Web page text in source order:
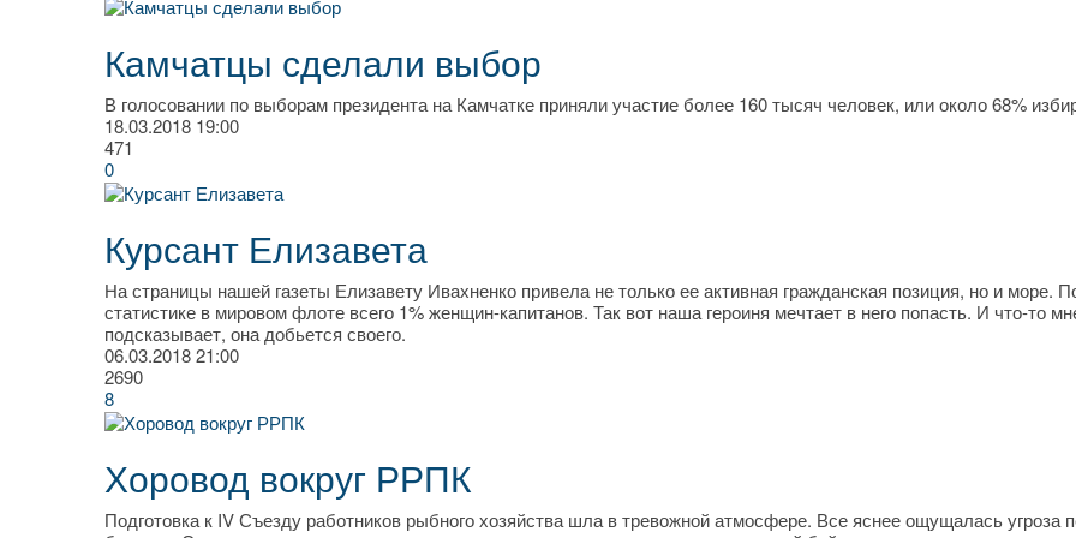
Камчатцы сделали выбор
В голосовании по выборам президента на Камчатке приняли участие более 160 тысяч человек, или около 68%
18.03.2018 19:00
471
0
Курсант Елизавета
На страницы нашей газеты Елизавету Ивахненко привела не только ее активная гражданская позиция, но и море.
статистике в мировом флоте всего 1% женщин-капитанов. Так вот наша героиня мечтает в него попасть. И что-то
подсказывает, она добьется своего.
06.03.201821:00
2690
8
Хоровод вокруг РРПК
Подготовка к IV Съезду работников рыбного хозяйства шла в тревожной атмосфере. Все яснее ощущалась угроза